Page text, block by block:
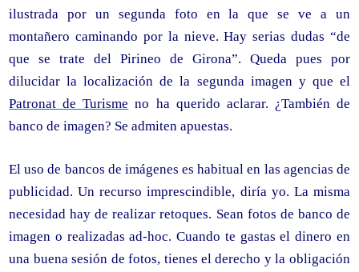
ilustrada por un segunda foto en la que se ve a un
montañero caminando por la nieve. Hay serias dudas “de
que se trate del Pirineo de Girona”. Queda pues por
dilucidar la localización de la segunda imagen y que el
Patronat de Turisme no ha querido aclarar. ¿También de
banco de imagen? Se admiten apuestas.
El uso de bancos de imágenes es habitual en las agencias de
publicidad. Un recurso imprescindible, diría yo. La misma
necesidad hay de realizar retoques. Sean fotos de banco de
imagen o realizadas ad-hoc. Cuando te gastas el dinero en
una buena sesión de fotos, tienes el derecho y la obligación